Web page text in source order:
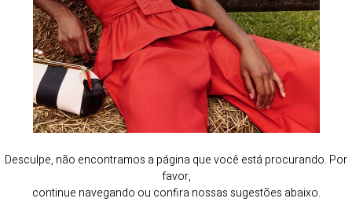
Desculpe, não encontramos a página que você está procurando. Por
favor,
continue navegando ou confira nossas sugestões abaixo.